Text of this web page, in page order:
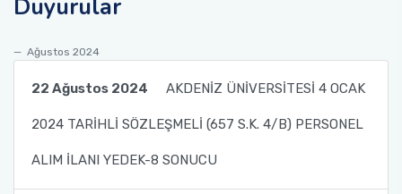
Duyurular
Ağustos 2024
22 Ağustos 2024 AKDENİZ ÜNİVERSİTESİ 4 OCAK
2024 TARİHLİ SÖZLEŞMELİ (657 S.K. 4/B) PERSONEL
ALIM İLANI YEDEK-8 SONUCU
İdari Personel Şube Müdürlüğü
Sicil ve Disiplin İşlemleri Şube Müdürlüğü
Maaş Tahakkuk Şube Müdürlüğü